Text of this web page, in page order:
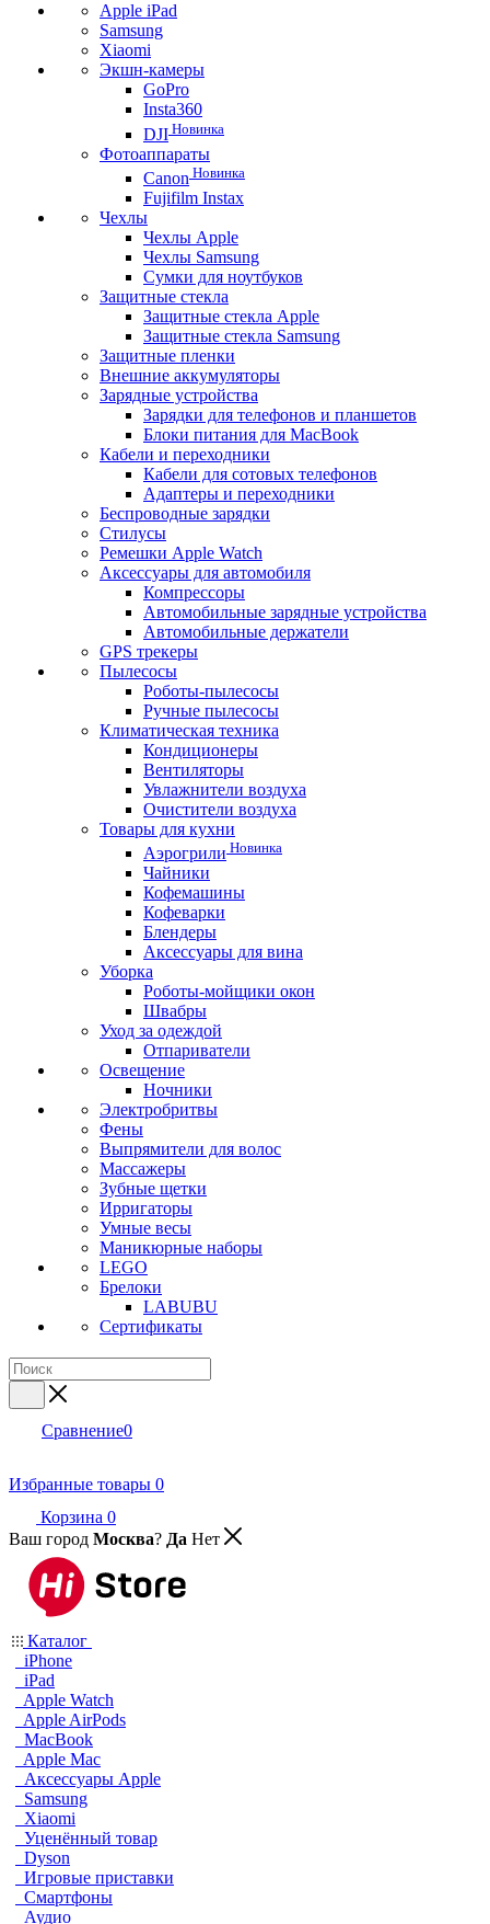
Apple iPad
Samsung
Xiaomi
Экшн-камеры
GoPro
Insta360
DJI Новинка
Фотоаппараты
Canon Новинка
Fujifilm Instax
Чехлы
Чехлы Apple
Чехлы Samsung
Сумки для ноутбуков
Защитные стекла
Защитные стекла Apple
Защитные стекла Samsung
Защитные пленки
Внешние аккумуляторы
Зарядные устройства
Зарядки для телефонов и планшетов
Блоки питания для MacBook
Кабели и переходники
Кабели для сотовых телефонов
Адаптеры и переходники
Беспроводные зарядки
Стилусы
Ремешки Apple Watch
Аксессуары для автомобиля
Компрессоры
Автомобильные зарядные устройства
Автомобильные держатели
GPS трекеры
Пылесосы
Роботы-пылесосы
Ручные пылесосы
Климатическая техника
Кондиционеры
Вентиляторы
Увлажнители воздуха
Очистители воздуха
Товары для кухни
Аэрогрили Новинка
Чайники
Кофемашины
Кофеварки
Блендеры
Аксессуары для вина
Уборка
Роботы-мойщики окон
Швабры
Уход за одеждой
Отпариватели
Освещение
Ночники
Электробритвы
Фены
Выпрямители для волос
Массажеры
Зубные щетки
Ирригаторы
Умные весы
Маникюрные наборы
LEGO
Брелоки
LABUBU
Сертификаты
Сравнение0
Избранные товары 0
Корзина 0
Ваш город Москва? Да Нет
Каталог
iPhone
iPad
Apple Watch
Apple AirPods
MacBook
Apple Mac
Аксессуары Apple
Samsung
Xiaomi
Уценённый товар
Dyson
Игровые приставки
Смартфоны
Аудио